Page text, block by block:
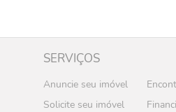
SERVIÇOS
Anuncie seu imóvel
Solicite seu imóvel